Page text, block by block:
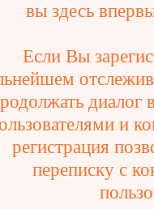
вы здесь
Если Вы
диалог
и
регистрация
переписку с